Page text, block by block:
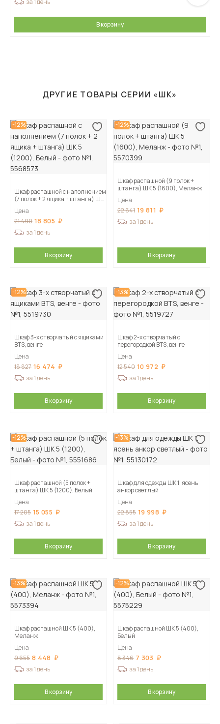
за 1 день
В корзину
ДРУГИЕ ТОВАРЫ СЕРИИ «ШК»
-12%
Шкаф распашной с наполнением
(7 полок + 2 ящика + штанга) ШК
Цена
21 490 18 805
за 1 день
В корзину
-12%
Шкаф распашной (9 полок +
штанга) ШК 5 (1600), Меланж
Цена
22 641 19 811
за 1 день
В корзину
-12%
Шкаф 3-х створчатый с ящиками
BTS, венге
Цена
18 827 16 474
за 1 день
В корзину
-13%
Шкаф 2-х створчатый с
перегородкой BTS, венге
Цена
12 540 10 972
за 1 день
В корзину
-12%
Шкаф распашной (5 полок +
штанга) ШК 5 (1200), Белый
Цена
17 205 15 055
за 1 день
В корзину
-13%
Шкаф для одежды ШК 1, ясень
анкор светлый
Цена
22 855 19 998
за 1 день
В корзину
-13%
Шкаф распашной ШК 5 (400),
Меланж
Цена
9 655 8 448
за 1 день
В корзину
-12%
Шкаф распашной ШК 5 (400),
Белый
Цена
8 346 7 303
за 1 день
В корзину